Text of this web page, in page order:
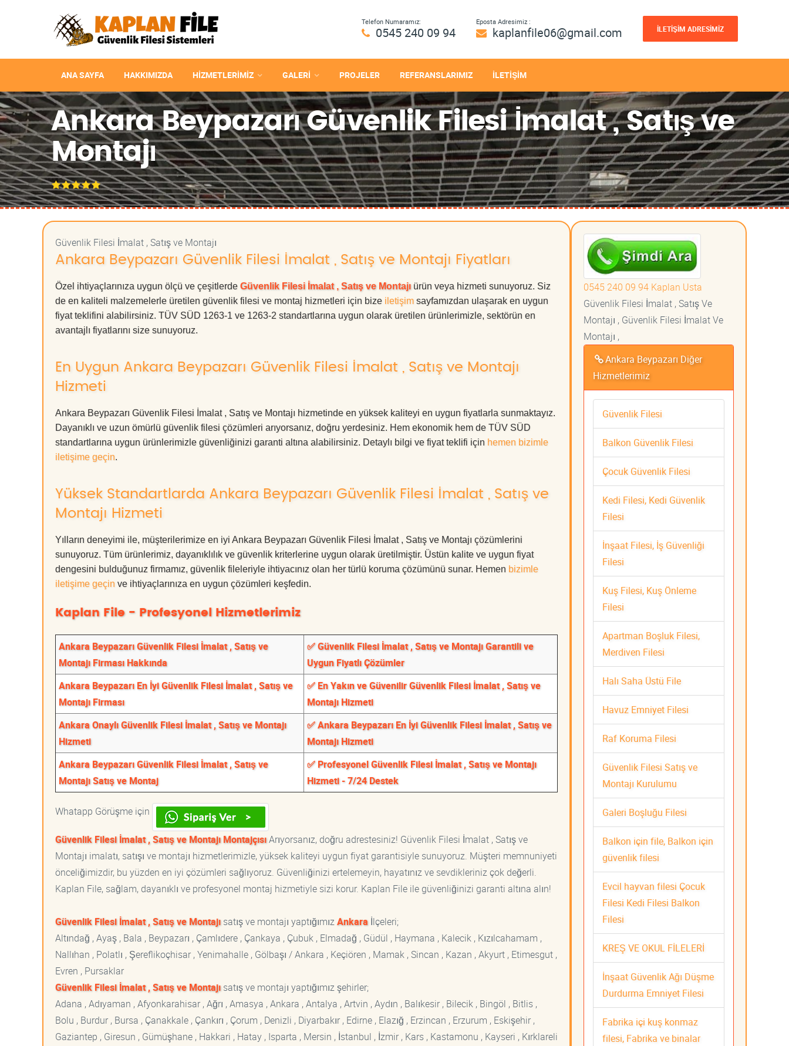
Telefon Numaramız:
0545 240 09 94
Eposta Adresimiz :
kaplanfile06@gmail.com İLETİŞİM ADRESİMİZ
ANA SAYFA HAKKIMIZDA HIZMETLERIMIZ GALERİ PROJELER REFERANSLARIMIZ İLETİŞİM
Ankara Beypazarı Güvenlik Filesi İmalat , Satış ve
Montajı
Güvenlik Filesi İmalat , Satış ve Montajı
Ankara Beypazarı Güvenlik Filesi İmalat , Satış ve Montajı Fiyatları
Özel ihtiyaçlarınıza uygun ölçü ve çeşitlerde Güvenlik Filesi İmalat , Satış ve Montajıürün veya hizmeti sunuyoruz. Siz
de en kaliteli malzemelerle üretilen güvenlik filesi ve montaj hizmetleri için bize iletişim sayfamızdan ulaşarak en uygun
fiyat teklifini alabilirsiniz. TÜV SÜD 1263-1 ve 1263-2 standartlarına uygun olarak üretilen ürünlerimizle, sektörün en
avantajlı fiyatlarını size sunuyoruz.
En Uygun Ankara Beypazarı Güvenlik Filesi İmalat , Satış ve Montajı
Hizmeti
Ankara Beypazarı Güvenlik Filesi İmalat , Satış ve Montajı hizmetinde en yüksek kaliteyi en uygun fiyatlarla sunmaktayız.
Dayanıklı ve uzun ömürlü güvenlik filesi çözümleri arıyorsanız, doğru yerdesiniz. Hem ekonomik hem de TÜV SÜD
standartlarına uygun ürünlerimizle güvenliğinizi garanti altına alabilirsiniz. Detaylı bilgi ve fiyat teklifi için hemen bizimle
iletişime geçin.
Yüksek Standartlarda Ankara Beypazarı Güvenlik Filesi İmalat , Satış ve
Montajı Hizmeti
Yılların deneyimi ile, müşterilerimize en iyi Ankara Beypazarı Güvenlik Filesi İmalat , Satış ve Montajı çözümlerini
sunuyoruz. Tüm ürünlerimiz, dayanıklılık ve güvenlik kriterlerine uygun olarak üretilmiştir. Üstün kalite ve uygun fiyat
dengesini bulduğunuz firmamız, güvenlik fileleriyle ihtiyacınız olan her türlü koruma çözümünü sunar. Hemen bizimle
iletişime geçin ve ihtiyaçlarınıza en uygun çözümleri keşfedin.
Kaplan File - Profesyonel Hizmetlerimiz
Ankara Beypazarı Güvenlik Filesi İmalat , Satış ve
Montajı Firması Hakkında
✅ Güvenlik Filesi İmalat , Satış ve Montajı Garantili ve
Uygun Fiyatlı Çözümler
Ankara Beypazarı En İyi Güvenlik Filesi İmalat , Satış ve
Montajı Firması
✅ En Yakın ve Güvenilir Güvenlik Filesi İmalat , Satış ve
Montajı Hizmeti
Ankara Onaylı Güvenlik Filesi İmalat , Satış ve Montajı
Hizmeti
✅ Ankara Beypazarı En İyi Güvenlik Filesi İmalat , Satış ve
Montajı Hizmeti
Ankara Beypazarı Güvenlik Filesi İmalat , Satış ve
Montajı Satış ve Montaj
✅ Profesyonel Güvenlik Filesi İmalat , Satış ve Montajı
Hizmeti - 7/24 Destek
Whatapp Görüşme için
Güvenlik Filesi İmalat , Satış ve Montajı MontajçısıArıyorsanız, doğru adrestesiniz! Güvenlik Filesi İmalat , Satış ve
Montajı imalatı, satışı ve montajı hizmetlerimizle, yüksek kaliteyi uygun fiyat garantisiyle sunuyoruz. Müşteri memnuniyeti
önceliğimizdir, bu yüzden en iyi çözümleri sağlıyoruz. Güvenliğinizi ertelemeyin, hayatınız ve sevdikleriniz çok değerli.
Kaplan File, sağlam, dayanıklı ve profesyonel montaj hizmetiyle sizi korur. Kaplan File ile güvenliğinizi garanti altına alın!
Güvenlik Filesi İmalat , Satış ve Montajısatış ve montajı yaptığımızAnkara İlçeleri;
Altındağ , Ayaş , Bala , Beypazarı , Çamlıdere , Çankaya , Çubuk , Elmadağ , Güdül , Haymana , Kalecik , Kızılcahamam ,
Nallıhan , Polatlı , Şereflikoçhisar , Yenimahalle , Gölbaşı / Ankara , Keçiören , Mamak , Sincan , Kazan , Akyurt , Etimesgut ,
Evren , Pursaklar
Güvenlik Filesi İmalat , Satış ve Montajısatış ve montajı yaptığımız şehirler;
Adana , Adıyaman , Afyonkarahisar , Ağrı , Amasya , Ankara , Antalya , Artvin , Aydın , Balıkesir , Bilecik , Bingöl , Bitlis ,
Bolu , Burdur , Bursa , Çanakkale , Çankırı , Çorum , Denizli , Diyarbakır , Edirne , Elazığ , Erzincan , Erzurum , Eskişehir ,
Gaziantep , Giresun , Gümüşhane , Hakkari , Hatay , Isparta , Mersin , İstanbul , İzmir , Kars , Kastamonu , Kayseri , Kırklareli
0545 240 09 94 Kaplan Usta
Güvenlik Filesi İmalat , Satış Ve
Montajı , Güvenlik Filesi İmalat Ve
Montajı ,
Ankara Beypazarı Diğer
Hizmetlerimiz
Güvenlik Filesi
Balkon Güvenlik Filesi
Çocuk Güvenlik Filesi
Kedi Filesi, Kedi Güvenlik
Filesi
İnşaat Filesi, İş Güvenliği
Filesi
Kuş Filesi, Kuş Önleme
Filesi
Apartman Boşluk Filesi,
Merdiven Filesi
Halı Saha Üstü File
Havuz Emniyet Filesi
Raf Koruma Filesi
Güvenlik Filesi Satış ve
Montajı Kurulumu
Galeri Boşluğu Filesi
Balkon için file, Balkon için
güvenlik filesi
Evcil hayvan filesi Çocuk
Filesi Kedi Filesi Balkon
Filesi
KREŞ VE OKUL FİLELERİ
İnşaat Güvenlik Ağı Düşme
Durdurma Emniyet Filesi
Fabrika içi kuş konmaz
filesi, Fabrika ve binalar